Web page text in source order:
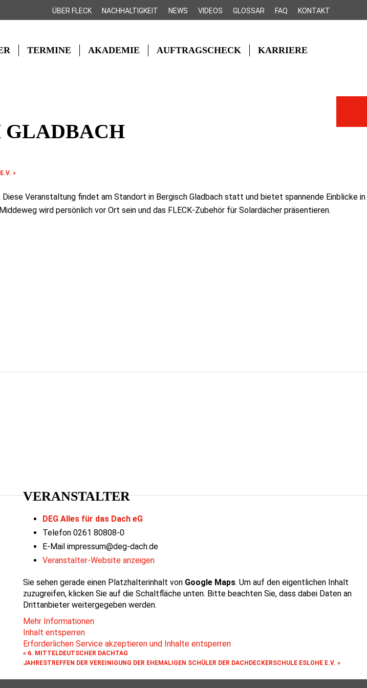
ÜBER FLECK NACHHALTIGKEIT NEWS VIDEOS GLOSSAR FAQ KONTAKT
TERMINE AKADEMIE AUFTRAGSCHECK KARRIERE
GLADBACH
»
Veranstaltung findet am Standort in Bergisch Gladbach statt und bietet spannende Einblicke in
wird persönlich vor Ort sein und das FLECK-Zubehör für Solardächer präsentieren.
VERANSTALTER
DEG Alles für das Dach eG
Telefon 0261 80808-0
E-Mail impressum@deg-dach.de
Veranstalter-Website anzeigen
Sie sehen gerade einen Platzhalterinhalt von Google Maps. Um auf den eigentlichen Inhalt
zuzugreifen, klicken Sie auf die Schaltfläche unten. Bitte beachten Sie, dass dabei Daten an
Drittanbieter weitergegeben werden.
Mehr Informationen
Inhalt entsperren
Erforderlichen Service akzeptieren und Inhalte entsperren
« 6. MITTELDEUTSCHER DACHTAG
JAHRESTREFFEN DER VEREINIGUNG DER EHEMALIGEN SCHÜLER DER DACHDECKERSCHULE ESLOHE E.V. »